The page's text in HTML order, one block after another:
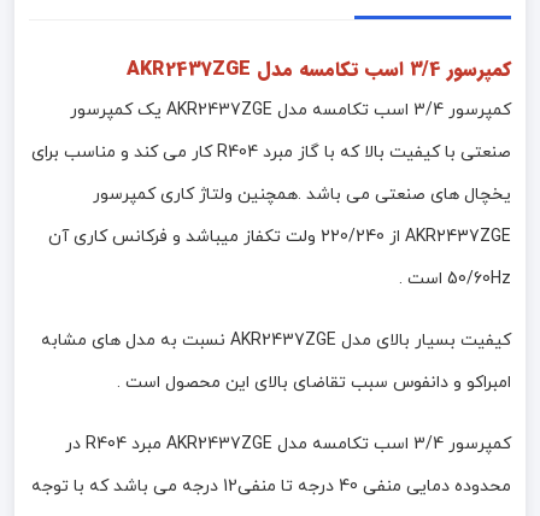
کمپرسور 3/4 اسب تکامسه مدل AKR2437ZGE
کمپرسور 3/4 اسب تکامسه مدل AKR2437ZGE یک کمپرسور
صنعتی با کیفیت بالا که با گاز مبرد R404 کار می کند و مناسب برای
یخچال های صنعتی می باشد .همچنین ولتاژ کاری کمپرسور
AKR2437ZGE از 220/240 ولت تکفاز میباشد و فرکانس کاری آن
50/60Hz است .
کیفیت بسیار بالای مدل AKR2437ZGE نسبت به مدل های مشابه
امبراکو و دانفوس سبب تقاضای بالای این محصول است .
کمپرسور 3/4 اسب تکامسه مدل AKR2437ZGE مبرد R404 در
محدوده دمایی منفی 40 درجه تا منفی12 درجه می باشد که با توجه